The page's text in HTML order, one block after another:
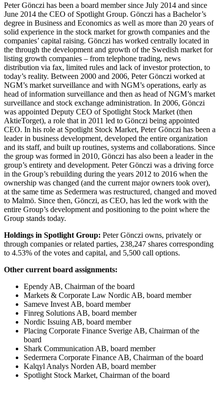
Peter Gönczi has been a board member since July 2014 and since
June 2014 the CEO of Spotlight Group. Gönczi has a Bachelor’s
degree in Business and Economics as well as more than 20 years of
solid experience in the stock market for growth companies and the
companies’ capital raising. Gönczi has worked centrally located in
the through the development and growth of the Swedish market for
listing growth companies – from telephone trading, news
distribution via fax, limited rules and lack of investor protection, to
today’s reality. Between 2000 and 2006, Peter Gönczi worked at
NGM’s market surveillance and with NGM’s operations, early as
head of information surveillance and then as head of NGM’s market
surveillance and stock exchange administration. In 2006, Gönczi
was appointed Deputy CEO of Spotlight Stock Market (then
AktieTorget), a role that in 2011 led to Gönczi being appointed
CEO. In his role at Spotlight Stock Market, Peter Gönczi has been a
leader in business development, developed the entire organization
and its staff, and built up routines, systems and collaborations. Since
the group was formed in 2010, Gönczi has also been a leader in the
group’s entirety and development. Peter Gönczi was a driving force
in the Group’s rebuilding during the years 2012 to 2016 when the
ownership was changed (and the current major owners took over),
at the same time as Sedermera was restructured, changed and moved
to Malmö. Since then, Gönczi, as CEO, has led the work with the
entire Group’s development and positioning to the point where the
Group stands today.
Holdings in Spotlight Group: Peter Gönczi owns, privately or
through companies or related parties, 238,247 shares corresponding
to 4.53% of the votes and capital, and 5,500 call options.
Other current board assignments:
Ependy AB, Chairman of the board
Markets & Corporate Law Nordic AB, board member
Sameve Invest AB, board member
Finreg Solutions AB, board member
Nordic Issuing AB, board member
Placing Corporate Finance Sverige AB, Chairman of the
board
Shark Communication AB, board member
Sedermera Corporate Finance AB, Chairman of the board
Kalqyl Analys Norden AB, board member
Spotlight Stock Market, Chairman of the board